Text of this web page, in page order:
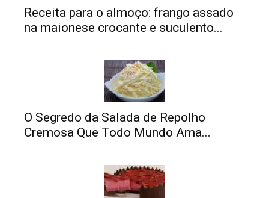
Receita para o almoço: frango assado
na maionese crocante e suculento...
O Segredo da Salada de Repolho
Cremosa Que Todo Mundo Ama...